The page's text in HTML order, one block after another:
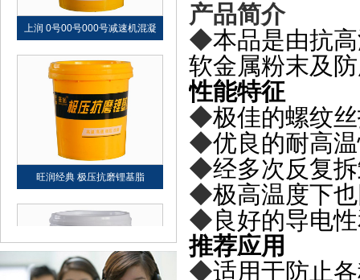
上润 0号00号000号减速机混凝
旺润经典 极压抗磨锂基脂
产品简介
◆本品是由抗
软金属粉末及
性能特征
◆极佳的螺纹
◆优良的耐高
◆经多次反复
◆极高温度下
◆良好的导电
推荐应用
◆适用于防止